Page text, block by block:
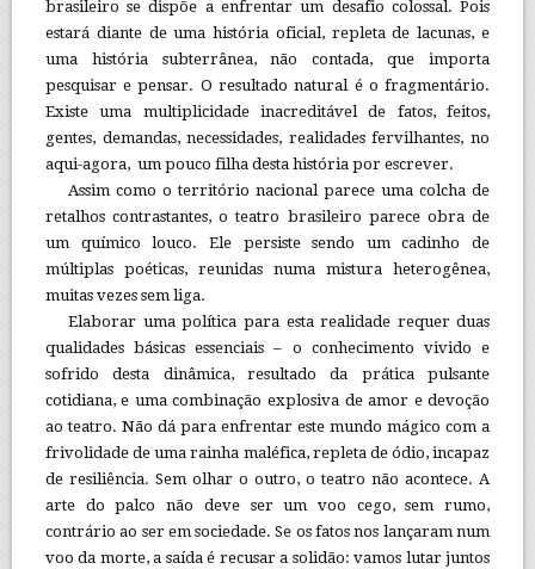
brasileiro se dispõe a enfrentar um desafio colossal. Pois
estará diante de uma história oficial, repleta de lacunas, e
uma história subterrânea, não contada, que importa
pesquisar e pensar. O resultado natural é o fragmentário.
Existe uma multiplicidade inacreditável de fatos, feitos,
gentes, demandas, necessidades, realidades fervilhantes, no
aqui-agora, um pouco filha desta história por escrever.
Assim como o território nacional parece uma colcha de
retalhos contrastantes, o teatro brasileiro parece obra de
um químico louco. Ele persiste sendo um cadinho de
múltiplas poéticas, reunidas numa mistura heterogênea,
muitas vezes sem liga.
Elaborar uma política para esta realidade requer duas
qualidades básicas essenciais – o conhecimento vivido e
sofrido desta dinâmica, resultado da prática pulsante
cotidiana, e uma combinação explosiva de amor e devoção
ao teatro. Não dá para enfrentar este mundo mágico com a
frivolidade de uma rainha maléfica, repleta de ódio, incapaz
de resiliência. Sem olhar o outro, o teatro não acontece. A
arte do palco não deve ser um voo cego, sem rumo,
contrário ao ser em sociedade. Se os fatos nos lançaram num
voo da morte, a saída é recusar a solidão: vamos lutar juntos